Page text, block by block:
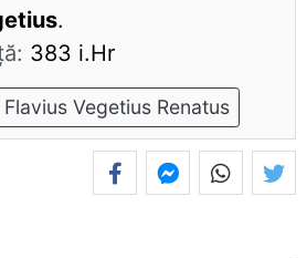
.
383 i.Hr
Vegetius Renatus